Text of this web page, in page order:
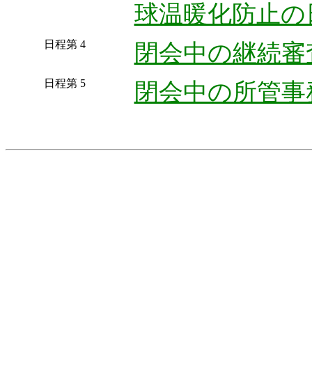
球温暖化防止
日程第 4 閉会中の継続
日程第 5 閉会中の所管